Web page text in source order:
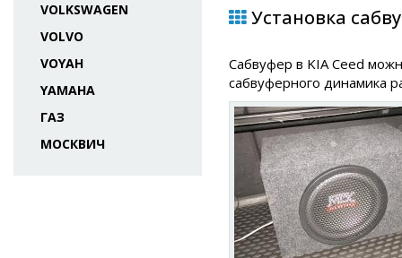
VOLKSWAGEN
VOLVO
VOYAH
YAMAHA
ГАЗ
МОСКВИЧ
Установка
Сабвуфер в KIA Ceed
сабвуферного динамика